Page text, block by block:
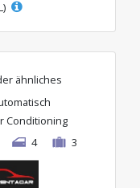
ähnliches
Conditioning
4 3